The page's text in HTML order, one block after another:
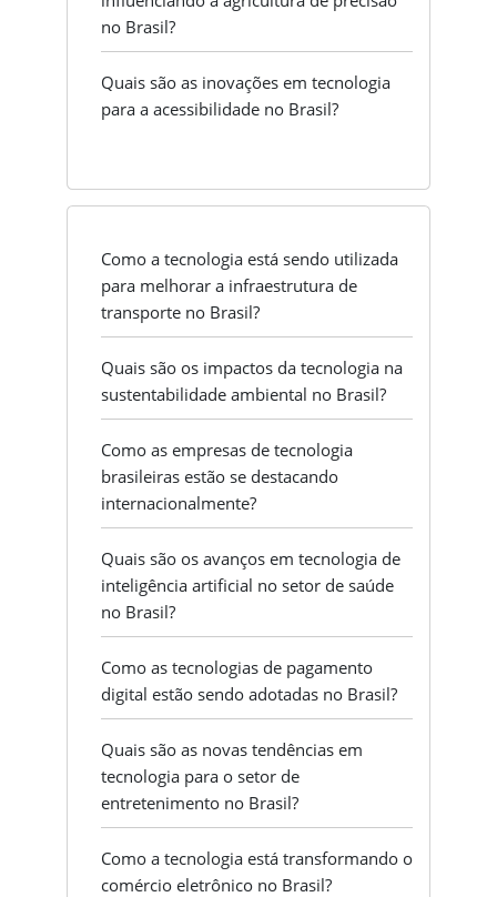
no Brasil?
Quais são as inovações em tecnologia
para a acessibilidade no Brasil?
Como a tecnologia está sendo utilizada
para melhorar a infraestrutura de
transporte no Brasil?
Quais são os impactos da tecnologia na
sustentabilidade ambiental no Brasil?
Como as empresas de tecnologia
brasileiras estão se destacando
internacionalmente?
Quais são os avanços em tecnologia de
inteligência artificial no setor de saúde
no Brasil?
Como as tecnologias de pagamento
digital estão sendo adotadas no Brasil?
Quais são as novas tendências em
tecnologia para o setor de
entretenimento no Brasil?
Como a tecnologia está transformando o
comércio eletrônico no Brasil?